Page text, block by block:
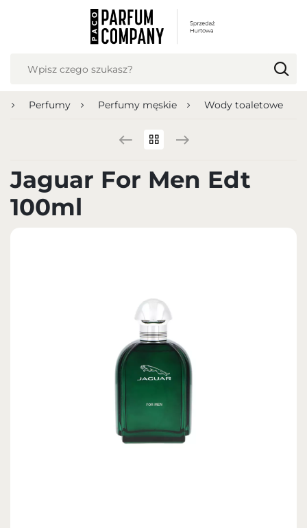
Perfumy Perfumy męskie Wody toaletowe
Jaguar For Men Edt
100ml
USTAWIENIA REGIONALNE
Język
Polish zloty (PLN)